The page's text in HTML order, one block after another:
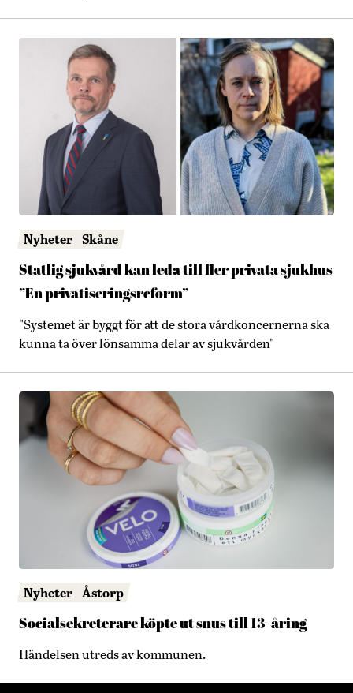
Nyheter Skåne
Statlig sjukvård kan leda till fler privata sjukhus
”En privatiseringsreform”
"Systemet är byggt för att de stora vårdkoncernerna ska
kunna ta över lönsamma delar av sjukvården"
Nyheter Åstorp
Socialsekreterare köpte ut snus till 13-åring
Händelsen utreds av kommunen.